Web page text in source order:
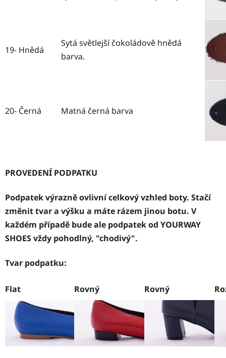
19- Hnědá
Sytá světlejší čokoládově hnědá
barva.
20- Černá Matná černá barva
PROVEDENÍ PODPATKU
Podpatek výrazně ovlivní celkový vzhled boty. Stačí
změnit tvar a výšku a máte rázem jinou botu. V
každém případě bude ale podpatek od YOURWAY
SHOES vždy pohodlný, "chodivý".
Tvar podpatku:
Flat Rovný Rovný